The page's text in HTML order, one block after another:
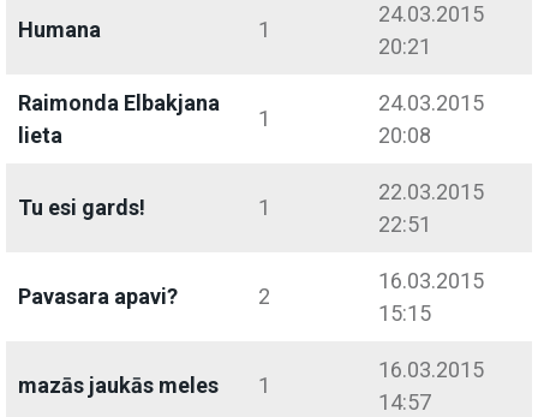
Humana 1
24.03.2015
20:21
Raimonda Elbakjana
lieta
1
24.03.2015
20:08
Tu esi gards! 1
22.03.2015
22:51
Pavasara apavi? 2
16.03.2015
15:15
mazās jaukās meles 1
16.03.2015
14:57